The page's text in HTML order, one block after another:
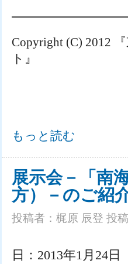
Copyright (C) 2012
ト』
「東日本大震災・紀伊半島大水害
もっと読む
展示会－「南
方）－のご紹
投稿者： 梶原 辰登 投
日： 2013年1月24日